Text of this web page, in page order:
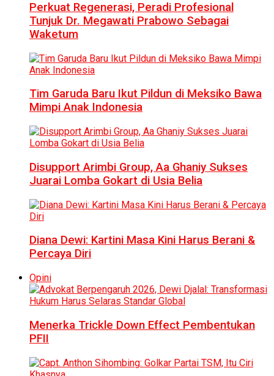
Perkuat Regenerasi, Peradi Profesional
Tunjuk Dr. Megawati Prabowo Sebagai
Waketum
Tim Garuda Baru Ikut Pildun di Meksiko Bawa
Mimpi Anak Indonesia
Disupport Arimbi Group, Aa Ghaniy Sukses
Juarai Lomba Gokart di Usia Belia
Diana Dewi: Kartini Masa Kini Harus Berani &
Percaya Diri
Opini
Menerka Trickle Down Effect Pembentukan
PFII